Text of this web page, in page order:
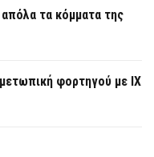
τα κόμματα της
φορτηγού με ΙΧ